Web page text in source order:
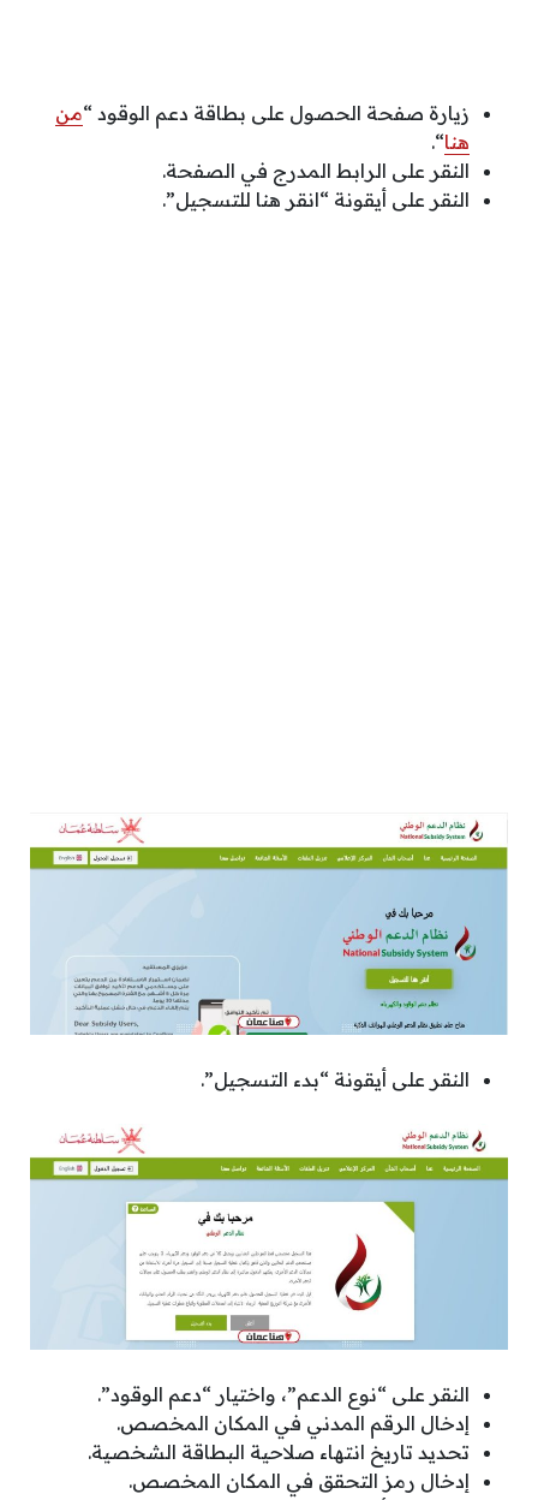
زيارة صفحة الحصول على بطاقة دعم الوقود “من
هنا“.
النقر على الرابط المدرج في الصفحة.
النقر على أيقونة “انقر هنا للتسجيل”.
النقر على أيقونة “بدء التسجيل”.
النقر على “نوع الدعم”، واختيار “دعم الوقود”.
إدخال الرقم المدني في المكان المخصص.
تحديد تاريخ انتهاء صلاحية البطاقة الشخصية.
إدخال رمز التحقق في المكان المخصص.